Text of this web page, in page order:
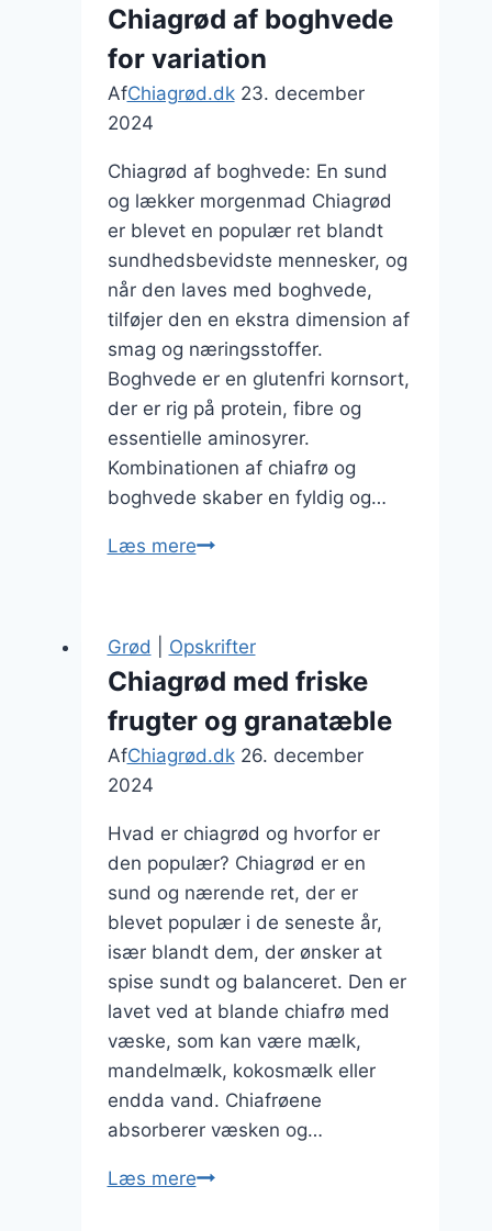
Chiagrød af boghvede
for variation
AfChiagrød.dk 23. december
2024
Chiagrød af boghvede: En sund
og lækker morgenmad Chiagrød
er blevet en populær ret blandt
sundhedsbevidste mennesker, og
når den laves med boghvede,
tilføjer den en ekstra dimension af
smag og næringsstoffer.
Boghvede er en glutenfri kornsort,
der er rig på protein, fibre og
essentielle aminosyrer.
Kombinationen af chiafrø og
boghvede skaber en fyldig og…
Læs mereChiagrød
for
Grød Opskrifter
Chiagrød med friske
frugter og granatæble
AfChiagrød.dk 26. december
2024
Hvad er chiagrød og hvorfor er
den populær? Chiagrød er en
sund og nærende ret, der er
blevet populær i de seneste år,
især blandt dem, der ønsker at
spise sundt og balanceret. Den er
lavet ved at blande chiafrø med
væske, som kan være mælk,
mandelmælk, kokosmælk eller
endda vand. Chiafrøene
absorberer væsken og…
Læs mereChiagrød